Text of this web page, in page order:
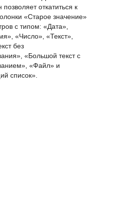
параметра.
«Таблица»
в табличном виде,
открыть полностью;
меню добавили пункт
значение ДП из
откатиться к
«Старое значение»
с типом: «Дата»,